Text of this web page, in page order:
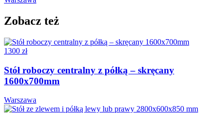
Zobacz też
1300 zł
Stół roboczy centralny z półką – skręcany
1600x700mm
Warszawa